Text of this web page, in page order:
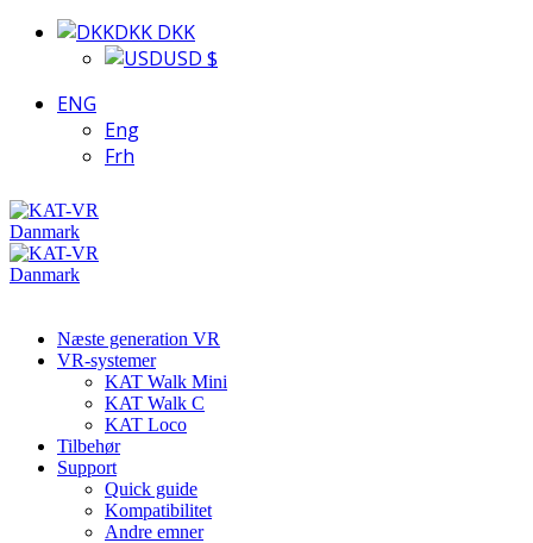
DKK DKK
USD $
ENG
Eng
Frh
Næste generation VR
VR-systemer
KAT Walk Mini
KAT Walk C
KAT Loco
Tilbehør
Support
Quick guide
Kompatibilitet
Andre emner